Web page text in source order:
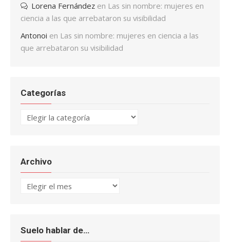
Lorena Fernández en Las sin nombre: mujeres en
ciencia a las que arrebataron su visibilidad
Antonoi en Las sin nombre: mujeres en ciencia a las
que arrebataron su visibilidad
Categorías
Categorías
Archivo
Archivo
Suelo hablar de…